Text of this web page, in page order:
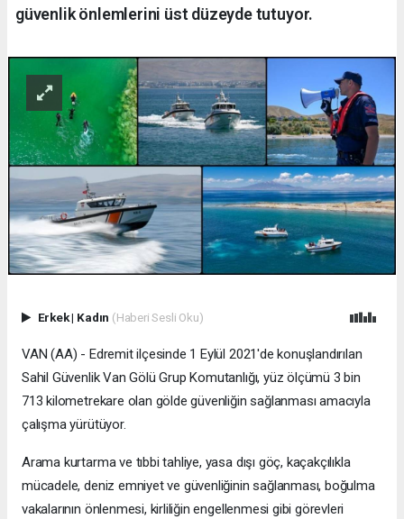
güvenlik önlemlerini üst düzeyde tutuyor.
Erkek| Kadın (Haberi Sesli Oku)
VAN (AA) - Edremit ilçesinde 1 Eylül 2021'de konuşlandırılan
Sahil Güvenlik Van Gölü Grup Komutanlığı, yüz ölçümü 3 bin
713 kilometrekare olan gölde güvenliğin sağlanması amacıyla
çalışma yürütüyor.
Arama kurtarma ve tıbbi tahliye, yasa dışı göç, kaçakçılıkla
mücadele, deniz emniyet ve güvenliğinin sağlanması, boğulma
vakalarının önlenmesi, kirliliğin engellenmesi gibi görevleri